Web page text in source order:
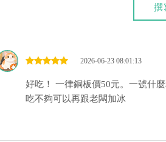
撰
2026-06-23 08:01:13
好吃！ 一律銅板價50元。一號什
吃不夠可以再跟老闆加冰